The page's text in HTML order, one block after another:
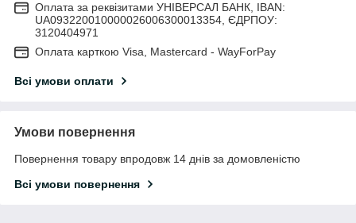
Оплата за реквізитами УНІВЕРСАЛ БАНК, IBAN:
UA093220010000026006300013354, ЄДРПОУ:
3120404971
Оплата карткою Visa, Mastercard - WayForPay
Всі умови оплати
Умови повернення
Повернення товару впродовж 14 днів за домовленістю
Всі умови повернення